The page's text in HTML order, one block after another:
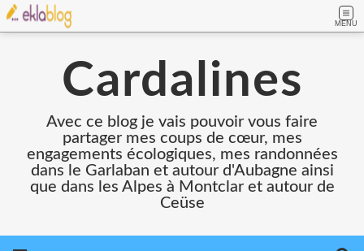
MENU
Cardalines
Avec ce blog je vais pouvoir vous faire
partager mes coups de cœur, mes
engagements écologiques, mes randonnées
dans le Garlaban et autour d'Aubagne ainsi
que dans les Alpes à Montclar et autour de
Ceüse